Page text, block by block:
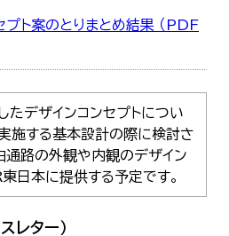
プト案のとりまとめ結果 （PDF
たデザインコンセプトについ
施する基本設計の際に検討さ
路の外観や内観のデザイン
日本に提供する予定です。
レター）